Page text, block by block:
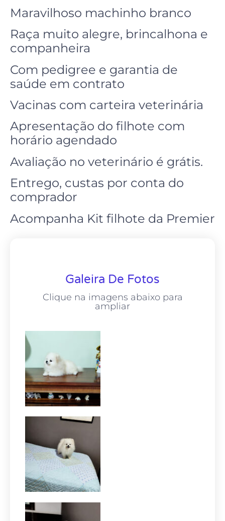
Maravilhoso machinho branco
Raça muito alegre, brincalhona e
companheira
Com pedigree e garantia de
saúde em contrato
Vacinas com carteira veterinária
Apresentação do filhote com
horário agendado
Avaliação no veterinário é grátis.
Entrego, custas por conta do
comprador
Acompanha Kit filhote da Premier
Galeira De Fotos
Clique na imagens abaixo para
ampliar